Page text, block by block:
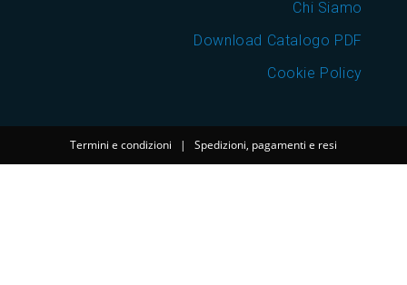
Chi Siamo
Download Catalogo PDF
Cookie Policy
Termini e condizioni | Spedizioni, pagamenti e resi